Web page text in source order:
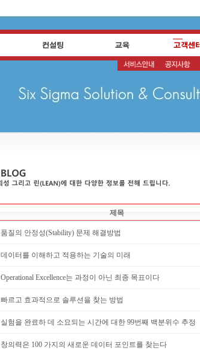
제목
품질의 안정성(Stability) 문제 해결방법
데이터를 이해하고 적용하는 기술의 미래
Operational Excellence는 과정이 아닌 최종 목표이다
빠르고 효과적으로 솔루션을 찾는 방법
실험을 완료하 데 소요되는 시간에 대한 99번째 백분위수 추정
창의력은 100 가지의 새로운 데이터 포인트를 찾는다